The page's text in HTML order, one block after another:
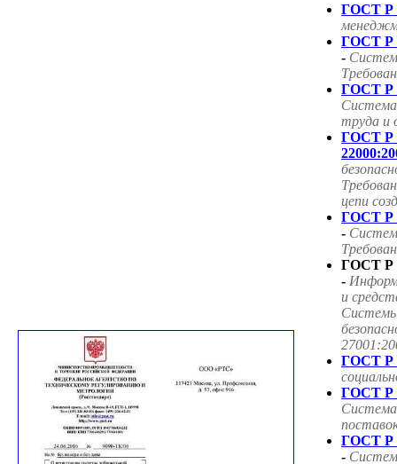
ГОСТ Р
ГОСТ Р
-
ГОСТ Р
труда и
ГОСТ
цепи
ГОСТ Р
-
ГОСТ Р
-
и
ГОСТ Р
ГОСТ Р
ГОСТ Р
-